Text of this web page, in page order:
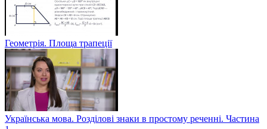
Геометрія. Площа трапеції
Українська мова. Розділові знаки в простому реченні. Частина